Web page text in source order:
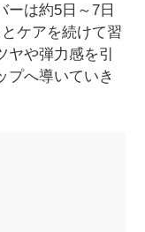
ーは約5日～7日
ケアを続けて習
や弾力感を引
プへ導いていき